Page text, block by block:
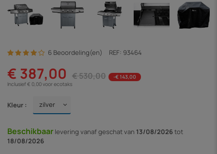
6 Beoordeling(en) REF: 93464
€ 387,00 € 530,00
-€ 143,00
Inclusief € 0,00 voor ecotaks
Kleur :
Beschikbaar levering vanafgeschat van 13/08/2026tot
18/08/2026